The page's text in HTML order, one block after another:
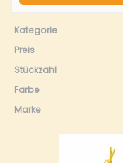
Kategorie
Preis
Stückzahl
Farbe
Marke